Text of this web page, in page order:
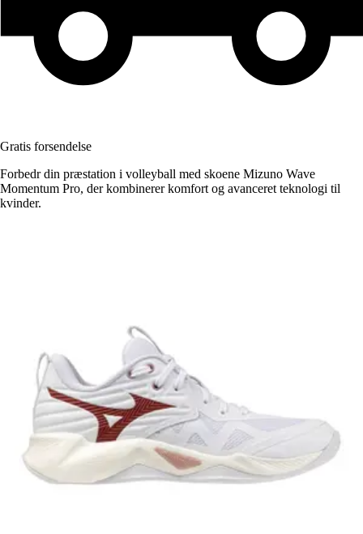
Gratis forsendelse
Forbedr din præstation i volleyball med skoene Mizuno Wave
Momentum Pro, der kombinerer komfort og avanceret teknologi til
kvinder.